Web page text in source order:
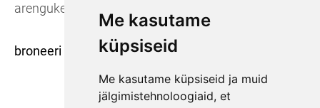
Me kasutame
küpsiseid
Me kasutame küpsiseid ja muid
jälgimistehnoloogiaid, et
arengukeskkonda.
broneeri konsultatsioon